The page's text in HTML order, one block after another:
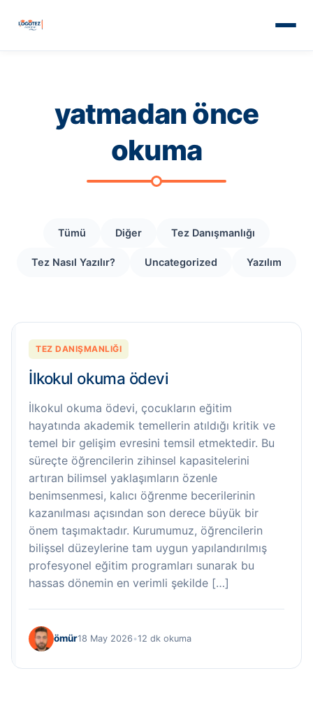
yatmadan önce
okuma
Tümü Diğer Tez Danışmanlığı
Tez Nasıl Yazılır? Uncategorized Yazılım
TEZ DANIŞMANLIĞI
İlkokul okuma ödevi
İlkokul okuma ödevi, çocukların eğitim
hayatında akademik temellerin atıldığı kritik ve
temel bir gelişim evresini temsil etmektedir. Bu
süreçte öğrencilerin zihinsel kapasitelerini
artıran bilimsel yaklaşımların özenle
benimsenmesi, kalıcı öğrenme becerilerinin
kazanılması açısından son derece büyük bir
önem taşımaktadır. Kurumumuz, öğrencilerin
bilişsel düzeylerine tam uygun yapılandırılmış
profesyonel eğitim programları sunarak bu
hassas dönemin en verimli şekilde […]
ömür18 May 2026 •12 dk okuma